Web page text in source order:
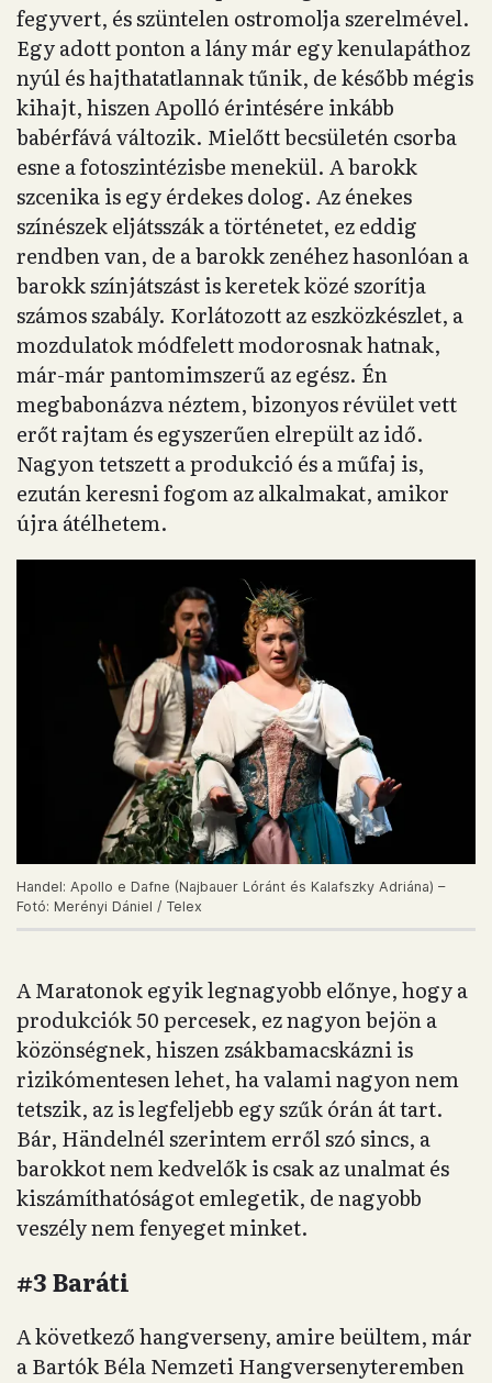
fegyvert, és szüntelen ostromolja szerelmével.
Egy adott ponton a lány már egy kenulapáthoz
nyúl és hajthatatlannak tűnik, de később mégis
kihajt, hiszen Apolló érintésére inkább
babérfává változik. Mielőtt becsületén csorba
esne a fotoszintézisbe menekül. A barokk
szcenika is egy érdekes dolog. Az énekes
színészek eljátsszák a történetet, ez eddig
rendben van, de a barokk zenéhez hasonlóan a
barokk színjátszást is keretek közé szorítja
számos szabály. Korlátozott az eszközkészlet, a
mozdulatok módfelett modorosnak hatnak,
már-már pantomimszerű az egész. Én
megbabonázva néztem, bizonyos révület vett
erőt rajtam és egyszerűen elrepült az idő.
Nagyon tetszett a produkció és a műfaj is,
ezután keresni fogom az alkalmakat, amikor
újra átélhetem.
Handel: Apollo e Dafne (Najbauer Lóránt és Kalafszky Adriána) –
Fotó: Merényi Dániel / Telex
A Maratonok egyik legnagyobb előnye, hogy a
produkciók 50 percesek, ez nagyon bejön a
közönségnek, hiszen zsákbamacskázni is
rizikómentesen lehet, ha valami nagyon nem
tetszik, az is legfeljebb egy szűk órán át tart.
Bár, Händelnél szerintem erről szó sincs, a
barokkot nem kedvelők is csak az unalmat és
kiszámíthatóságot emlegetik, de nagyobb
veszély nem fenyeget minket.
#3 Baráti
A következő hangverseny, amire beültem, már
a Bartók Béla Nemzeti Hangversenyteremben